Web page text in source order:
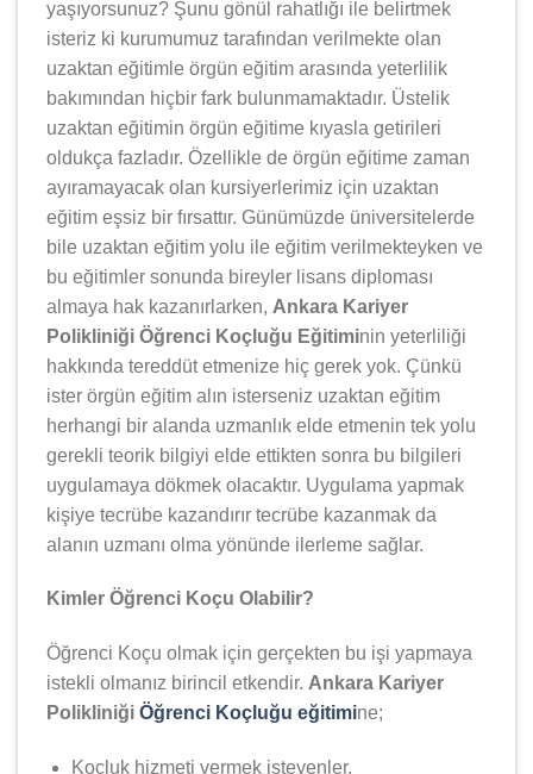
yaşıyorsunuz? Şunu gönül rahatlığı ile belirtmek
isteriz ki kurumumuz tarafından verilmekte olan
uzaktan eğitimle örgün eğitim arasında yeterlilik
bakımından hiçbir fark bulunmamaktadır. Üstelik
uzaktan eğitimin örgün eğitime kıyasla getirileri
oldukça fazladır. Özellikle de örgün eğitime zaman
ayıramayacak olan kursiyerlerimiz için uzaktan
eğitim eşsiz bir fırsattır. Günümüzde üniversitelerde
bile uzaktan eğitim yolu ile eğitim verilmekteyken ve
bu eğitimler sonunda bireyler lisans diploması
almaya hak kazanırlarken, Ankara Kariyer
Polikliniği Öğrenci Koçluğu Eğitiminin yeterliliği
hakkında tereddüt etmenize hiç gerek yok. Çünkü
ister örgün eğitim alın isterseniz uzaktan eğitim
herhangi bir alanda uzmanlık elde etmenin tek yolu
gerekli teorik bilgiyi elde ettikten sonra bu bilgileri
uygulamaya dökmek olacaktır. Uygulama yapmak
kişiye tecrübe kazandırır tecrübe kazanmak da
alanın uzmanı olma yönünde ilerleme sağlar.
Kimler Öğrenci Koçu Olabilir?
Öğrenci Koçu olmak için gerçekten bu işi yapmaya
istekli olmanız birincil etkendir. Ankara Kariyer
Polikliniği Öğrenci Koçluğu eğitimine;
Koçluk hizmeti vermek isteyenler,